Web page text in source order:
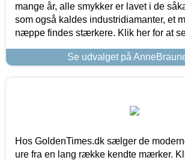
mange år, alle smykker er lavet i de
som også kaldes industridiamanter, et
næppe findes stærkere. Klik her for at
Se udvalget på
Hos GoldenTimes.dk sælger de
ure fra en lang række kendte mærker.